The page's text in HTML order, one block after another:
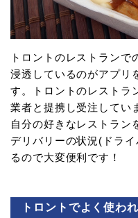
トロントのレストランで
浸透しているのがアプリ
す。トロントのレストラ
業者と提携し受注してい
自分の好きなレストラン
デリバリーの状況(ドラ
るので大変便利です！
トロントでよく使わ